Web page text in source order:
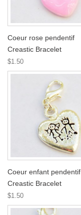
Coeur rose pendentif
Creastic Bracelet
$1.50
Coeur enfant pendentif
Creastic Bracelet
$1.50